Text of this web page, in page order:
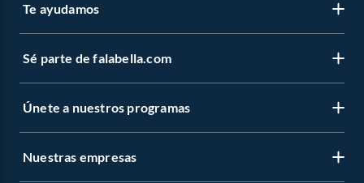
Te ayudamos
Sé parte de falabella.com
Únete a nuestros programas
Nuestras empresas